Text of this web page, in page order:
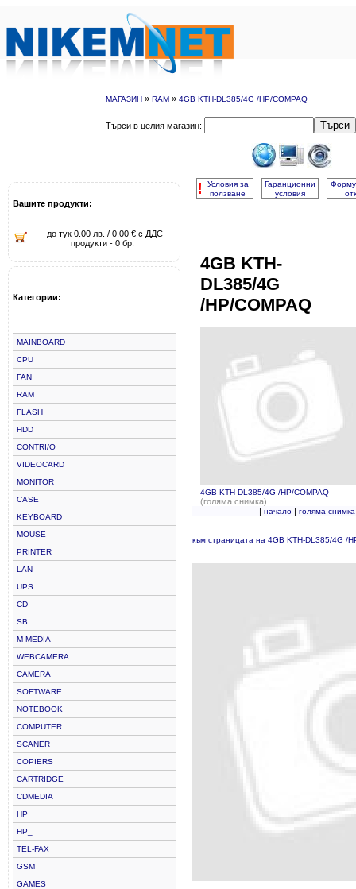
МАГАЗИН » RAM » 4GB KTH-DL385/4G /HP/COMPAQ
Търси в целия магазин: Търси
Вашите продукти:
- до тук 0.00 лв. / 0.00 € с ДДС
продукти - 0 бр.
Категории:
MAINBOARD
CPU
FAN
RAM
FLASH
HDD
CONTRI/O
VIDEOCARD
MONITOR
CASE
KEYBOARD
MOUSE
PRINTER
LAN
UPS
CD
SB
M-MEDIA
WEBCAMERA
CAMERA
SOFTWARE
NOTEBOOK
COMPUTER
SCANER
COPIERS
CARTRIDGE
CDMEDIA
HP
HP_
TEL-FAX
GSM
GAMES
!
Условия за
ползване
Гаранционни
условия
4GB KTH-
DL385/4G
/HP/COMPAQ
4GB KTH-DL385/4G /HP/COMPAQ
(голяма снимка)
| начало| голяма снимка
към страницата на 4GB KTH-DL385/4G /